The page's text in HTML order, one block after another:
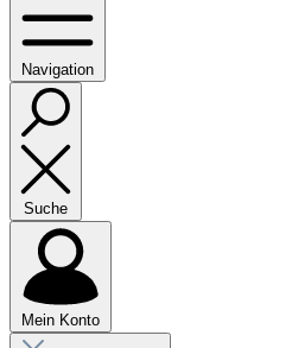
Navigation
Suche
Mein Konto